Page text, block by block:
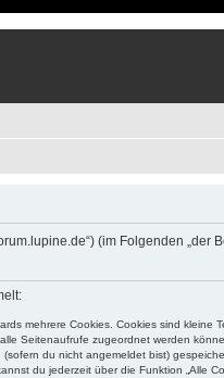
(im Folgenden
mehrere Cookies. Cookies sind
Seitenaufrufe zugeordnet werden
du nicht angemeldet bist)
du jederzeit über die Funktion „Alle